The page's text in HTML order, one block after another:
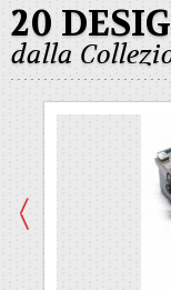
20
dalla